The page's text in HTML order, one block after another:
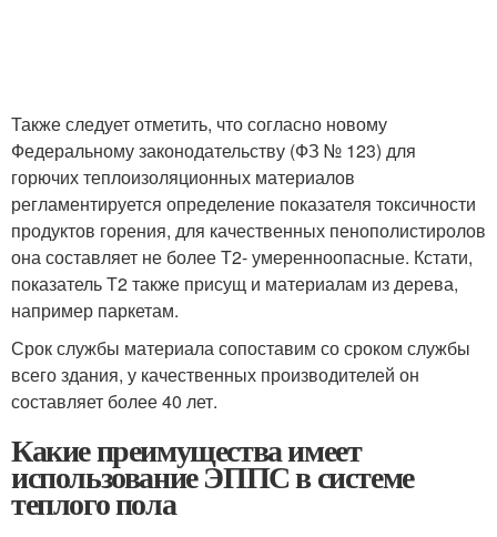
Также следует отметить, что согласно новому
Федеральному законодательству (ФЗ № 123) для
горючих теплоизоляционных материалов
регламентируется определение показателя токсичности
продуктов горения, для качественных пенополистиролов
она составляет не более Т2- умеренноопасные. Кстати,
показатель Т2 также присущ и материалам из дерева,
например паркетам.
Срок службы материала сопоставим со сроком службы
всего здания, у качественных производителей он
составляет более 40 лет.
Какие преимущества имеет
использование ЭППС в системе
теплого пола